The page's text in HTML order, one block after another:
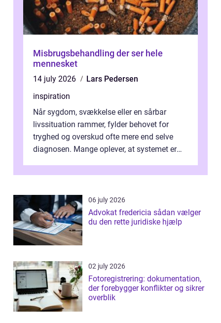
Misbrugsbehandling der ser hele
mennesket
14 july 2026
Lars Pedersen
inspiration
Når sygdom, svækkelse eller en sårbar
livssituation rammer, fylder behovet for
tryghed og overskud ofte mere end selve
diagnosen. Mange oplever, at systemet er
06 july 2026
Advokat fredericia sådan vælger
du den rette juridiske hjælp
02 july 2026
Fotoregistrering: dokumentation,
der forebygger konflikter og sikrer
overblik